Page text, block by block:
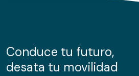
información sobre el uso que haga
nuestros partners de redes
Conduce tu futuro,
desata tu movilidad